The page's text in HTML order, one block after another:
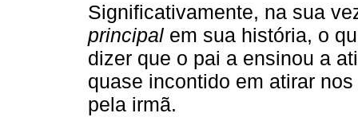
Significativamente, na sua
principal em sua história, o
dizer que o pai a ensinou a
quase incontido em atirar
pela irmã.